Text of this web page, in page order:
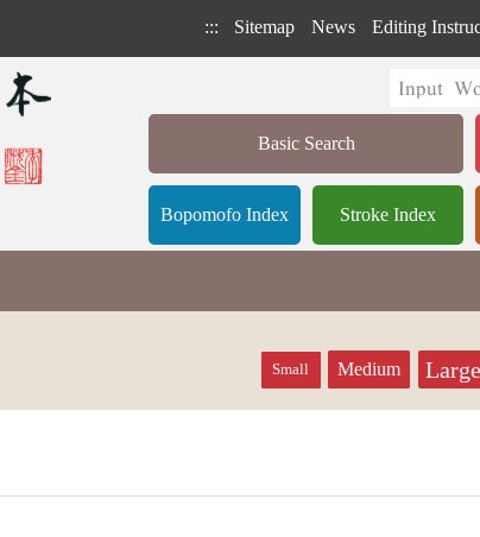
::: Sitemap News Editing
Basic Search
Bopomofo Index Stroke Index
Small Medium Large